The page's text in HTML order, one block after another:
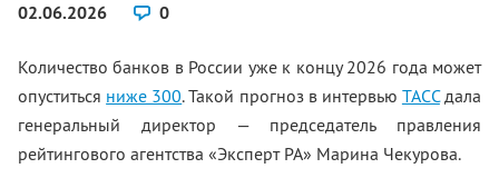
02.06.2026
0
Количество банков в России уже к концу 2026 года может
опуститься ниже 300. Такой прогноз в интервью ТАССдала
генеральный директор — председатель правления
рейтингового агентства «Эксперт РА» Марина Чекурова.